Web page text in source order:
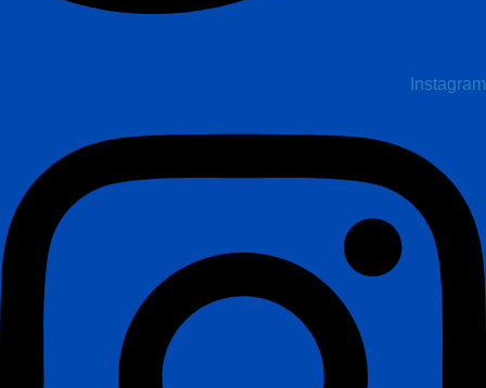
Instagram